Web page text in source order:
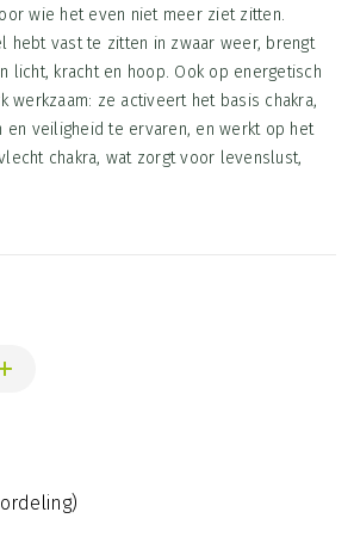
wie het even niet meer ziet zitten.
hebt vast te zitten in zwaar weer, brengt
licht, kracht en hoop. Ook op energetisch
werkzaam: ze activeert het basis chakra,
en veiligheid te ervaren, en werkt op het
chakra, wat zorgt voor levenslust,